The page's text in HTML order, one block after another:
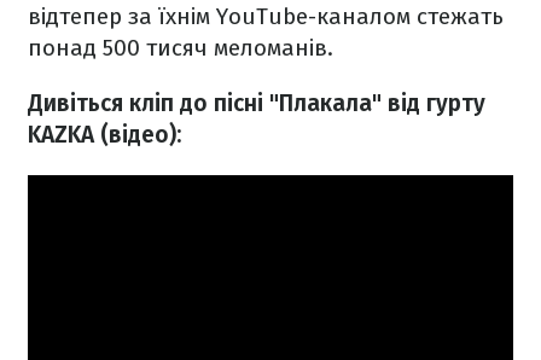
відтепер за їхнім YouTube-каналом стежать
понад 500 тисяч меломанів.
Дивіться кліп до пісні "Плакала" від гурту
KAZKA (відео):